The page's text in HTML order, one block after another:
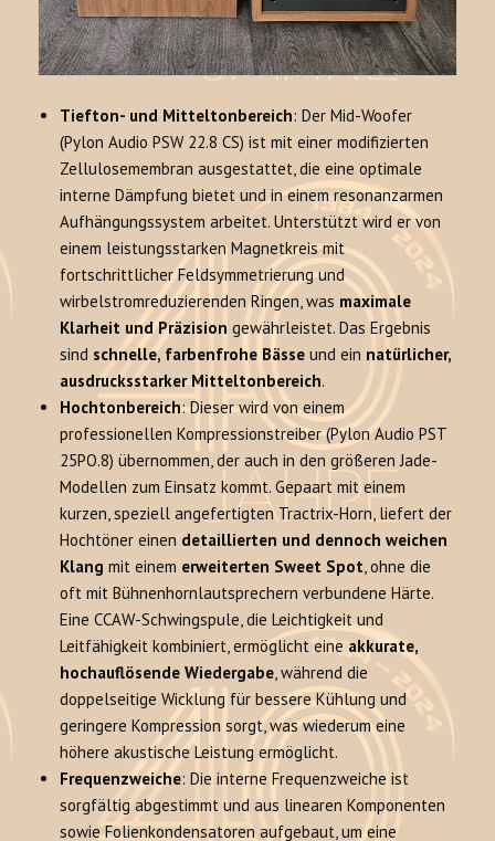
Tiefton- und Mitteltonbereich: Der Mid-Woofer
(Pylon Audio PSW 22.8 CS) ist mit einer modifizierten
Zellulosemembran ausgestattet, die eine optimale
interne Dämpfung bietet und in einem resonanzarmen
Aufhängungssystem arbeitet. Unterstützt wird er von
einem leistungsstarken Magnetkreis mit
fortschrittlicher Feldsymmetrierung und
wirbelstromreduzierenden Ringen, was maximale
Klarheit und Präzision gewährleistet. Das Ergebnis
sind schnelle, farbenfrohe Bässe und ein natürlicher,
ausdrucksstarker Mitteltonbereich.
Hochtonbereich: Dieser wird von einem
professionellen Kompressionstreiber (Pylon Audio PST
25PO.8) übernommen, der auch in den größeren Jade-
Modellen zum Einsatz kommt. Gepaart mit einem
kurzen, speziell angefertigten Tractrix-Horn, liefert der
Hochtöner einen detaillierten und dennoch weichen
Klang mit einem erweiterten Sweet Spot, ohne die
oft mit Bühnenhornlautsprechern verbundene Härte.
Eine CCAW-Schwingspule, die Leichtigkeit und
Leitfähigkeit kombiniert, ermöglicht eine akkurate,
hochauflösende Wiedergabe, während die
doppelseitige Wicklung für bessere Kühlung und
geringere Kompression sorgt, was wiederum eine
höhere akustische Leistung ermöglicht.
Frequenzweiche: Die interne Frequenzweiche ist
sorgfältig abgestimmt und aus linearen Komponenten
sowie Folienkondensatoren aufgebaut, um eine